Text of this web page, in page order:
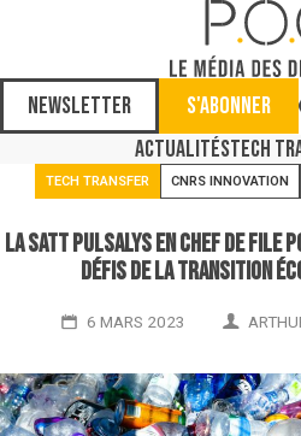
Newsletter
S'abonner
ActualitésTech
TECH TRANSFER CNRS INNOVATION
La Satt Pulsalys en chef de file
défis de la transition
6 MARS 2023